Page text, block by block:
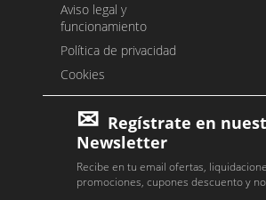
Aviso legal y
funcionamiento
Política de privacidad
Cookies
Regístrate en
Newsletter
Recibe en tu email ofertas,
promociones, cupones descuento y